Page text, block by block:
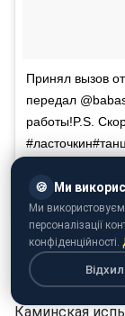
Принял вызов
передал
работы!P.S.
A post shared by
Игорь
До сих пор
Каминская
🍪 Ми
Ми
персоналізації
конфіденційності.